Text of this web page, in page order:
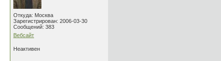
Откуда: Москва
Зарегистрирован: 2006-03-30
Сообщений: 383
Вебсайт
Неактивен